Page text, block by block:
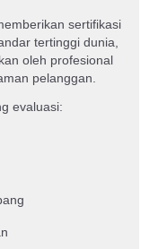
sertifikasi
tertinggi dunia,
oleh profesional
pelanggan.
evaluasi: